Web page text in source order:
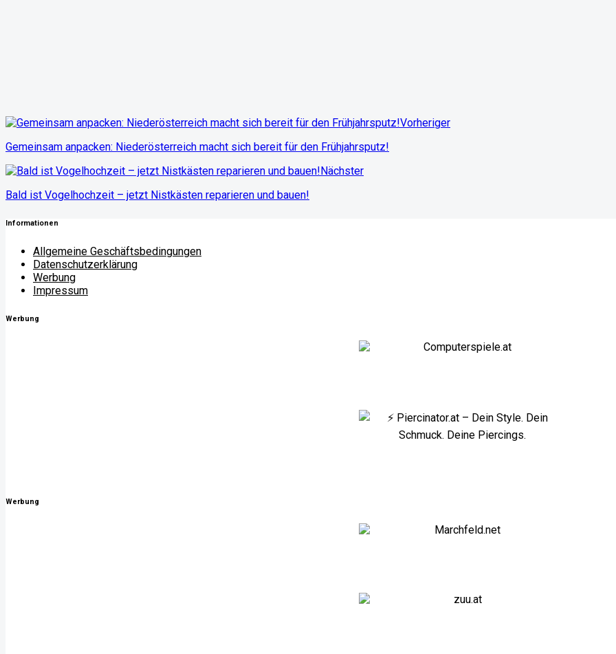
Vorheriger
Gemeinsam anpacken: Niederösterreich macht sich bereit für den Frühjahrsputz!
Nächster
Bald ist Vogelhochzeit – jetzt Nistkästen reparieren und bauen!
Informationen
Allgemeine Geschäftsbedingungen
Datenschutzerklärung
Werbung
Impressum
Werbung
Werbung